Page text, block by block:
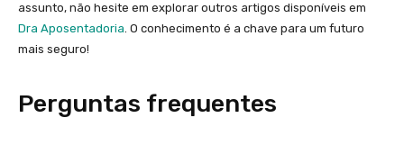
assunto, não hesite em explorar outros artigos disponíveis em
Dra Aposentadoria. O conhecimento é a chave para um futuro
mais seguro!
Perguntas frequentes